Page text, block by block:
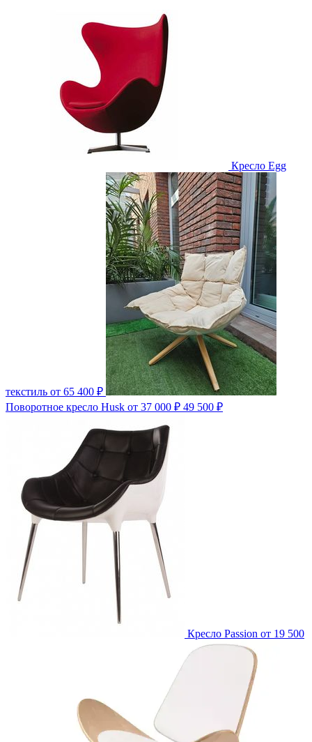
Кресло Egg
текстиль от 65 400 ₽
Поворотное кресло Husk от 37 000 ₽ 49 500 ₽
Кресло Passion от 19 500